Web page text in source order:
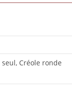
Créole ronde